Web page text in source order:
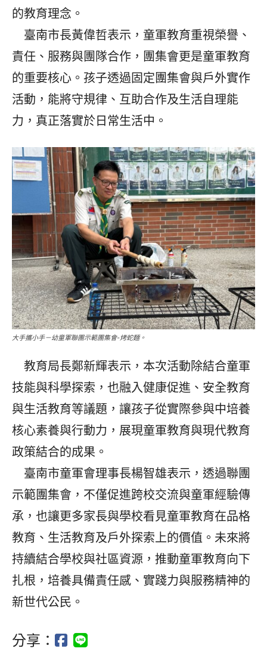
的教育理念。
臺南市長黃偉哲表示，童軍教育重視榮譽、
責任、服務與團隊合作，團集會更是童軍教育
的重要核心。孩子透過固定團集會與戶外實作
活動，能將守規律、互助合作及生活自理能
力，真正落實於日常生活中。
大手攜小手－幼童軍聯團示範團集會-烤蛇麵。
教育局長鄭新輝表示，本次活動除結合童軍
技能與科學探索，也融入健康促進、安全教育
與生活教育等議題，讓孩子從實際參與中培養
核心素養與行動力，展現童軍教育與現代教育
政策結合的成果。
臺南市童軍會理事長楊智雄表示，透過聯團
示範團集會，不僅促進跨校交流與童軍經驗傳
承，也讓更多家長與學校看見童軍教育在品格
教育、生活教育及戶外探索上的價值。未來將
持續結合學校與社區資源，推動童軍教育向下
扎根，培養具備責任感、實踐力與服務精神的
新世代公民。
分享：